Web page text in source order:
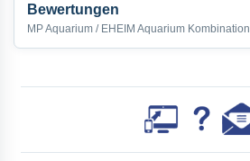
Bewertungen
MP Aquarium / EHEIM Aquarium Kombination